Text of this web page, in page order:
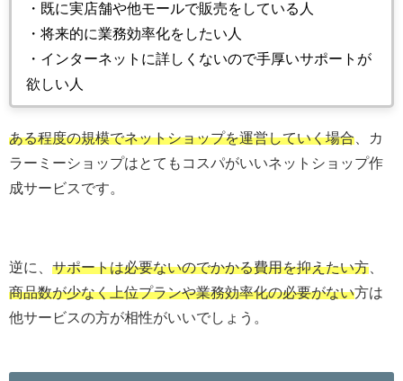
・既に実店舗や他モールで販売をしている人
・将来的に業務効率化をしたい人
・インターネットに詳しくないので手厚いサポートが
欲しい人
ある程度の規模でネットショップを運営していく場合 、カ
ラーミーショップはとてもコスパがいいネットショップ作
成サービスです。
逆に、 サポートは必要ないのでかかる費用を抑えたい方
商品数が少なく上位プランや業務効率化の必要がない方は
他サービスの方が相性がいいでしょう。